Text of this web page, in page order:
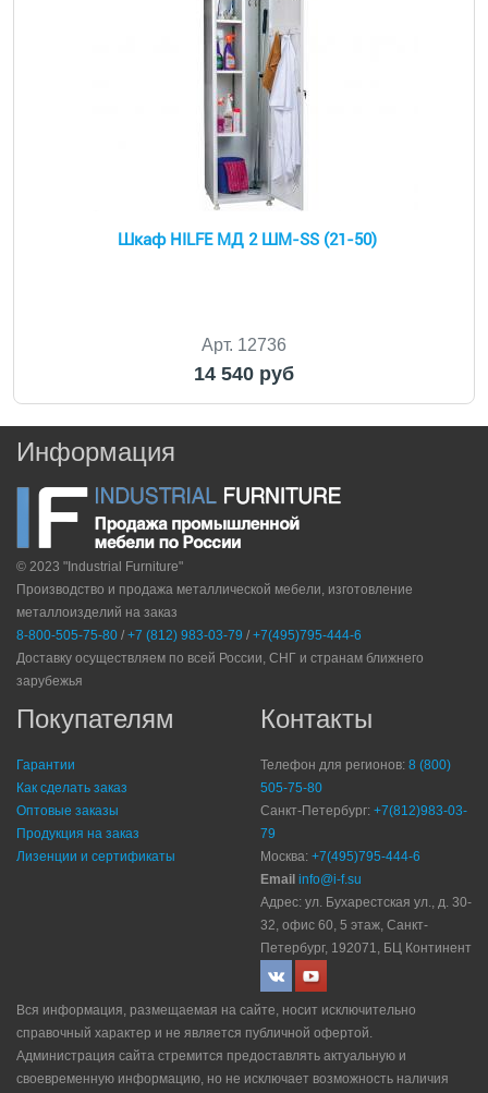
Шкаф HILFE МД 2 ШМ-SS (21-50)
Арт. 12736
14 540 руб
Информация
© 2023 "Industrial Furniture"
Производство и продажа металлической мебели, изготовление
металлоизделий на заказ
8-800-505-75-80 / +7 (812) 983-03-79 / +7(495)795-444-6
Доставку осуществляем по всей России, СНГ и странам ближнего
зарубежья
Покупателям
Гарантии
Как сделать заказ
Оптовые заказы
Продукция на заказ
Лизенции и сертификаты
Контакты
Телефон для регионов: 8 (800)
505-75-80
Санкт-Петербург: +7(812)983-03-
79
Москва: +7(495)795-444-6
Email info@i-f.su
Адрес: ул. Бухарестская ул., д. 30-
32, офис 60, 5 этаж, Санкт-
Петербург, 192071, БЦ Континент
Вся информация, размещаемая на сайте, носит исключительно
справочный характер и не является публичной офертой.
Администрация сайта стремится предоставлять актуальную и
своевременную информацию, но не исключает возможность наличия